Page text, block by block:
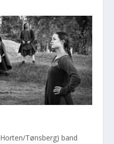
Tønsberg) band